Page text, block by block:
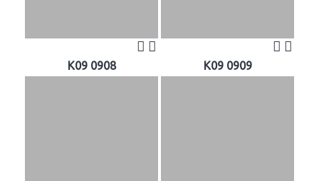
K09 0908 K09 0909